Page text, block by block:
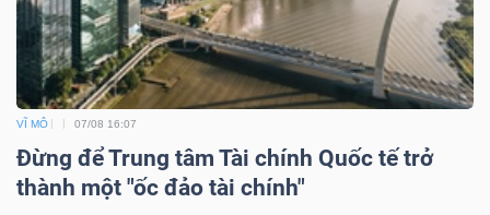
VĨ MÔ 07/08 16:07
Đừng để Trung tâm Tài chính Quốc tế trở
thành một "ốc đảo tài chính"
Truyền
thông
tài
chính